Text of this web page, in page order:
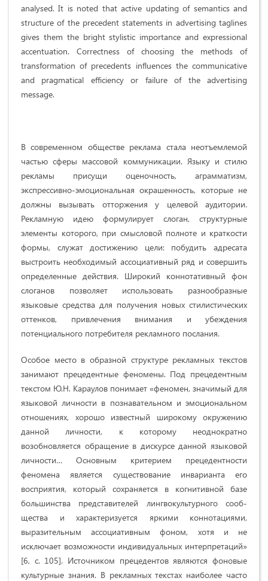
analysed. It is noted that active updating of semantics and
structure of the precedent statements in advertising taglines
gives them the bright stylistic importance and expressional
accentuation. Correctness of choosing the methods of
transformation of precedents influences the communicative
and pragmatical efficiency or failure of the advertising
message.
В современном обществе реклама стала неотъем­лемой
частью сферы массовой коммуникации. Языку и стилю
рекламы присущи оценочность, аграмма­тизм,
экспрессивно-эмоциональная окрашенность, которые не
должны вызывать отторжения у целевой аудитории.
Рекламную идею формулирует слоган, структурные
элементы которого, при смысловой полноте и краткости
формы, служат достижению цели: побудить адресата
выстроить необходимый ассоциативный ряд и совершить
определенные действия. Широкий коннотативный фон
слоганов позволяет использовать разнообразные
языковые средства для получения новых стилистических
оттенков, привлечения внимания и убеждения
потенциального потребителя рекламного послания.
Особое место в образной структуре рекламных текстов
занимают прецедентные феномены. Под прецедентным
текстом Ю.Н. Караулов понимает «феномен, значимый для
языковой личности в познавательном и эмоциональном
отношениях, хорошо известный широкому окружению
данной личности, к которому неоднократно
возобновляется обращение в дискурсе данной языковой
личности… Основным критерием прецедентности
феномена является существование инварианта его
восприятия, который сохраняется в когнитивной базе
боль­шинства представителей лингвокультурного сооб­
щества и характеризуется яркими коннотациями,
выразительным ассоциативным фоном, хотя и не
исключает возможности индивидуальных интерпретаций»
[6, с. 105]. Источником прецедентов являются фоновые
культурные знания. В рекламных текстах наиболее часто